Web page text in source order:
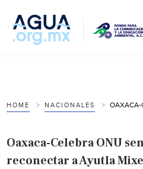
HOME NACIONALES
Oaxaca-Celebra ONU
reconectar a Ayutla